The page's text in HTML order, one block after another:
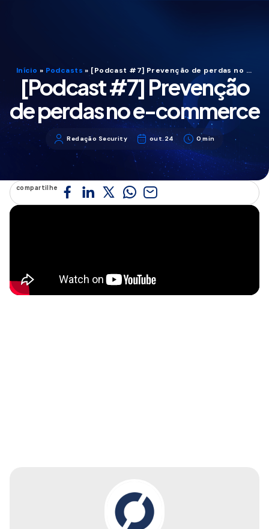
Início » Podcasts » [Podcast #7] Prevenção de perdas no e-commerce
[Podcast #7] Prevenção
de perdas no e-commerce
Redação Security out.24 0 min
compartilhe